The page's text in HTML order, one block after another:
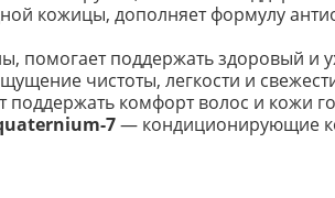
кожицы, дополняет формулу
помогает поддержать здоровый и
чистоты, легкости и
комфорт волос и кожи
7— кондиционирующие